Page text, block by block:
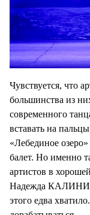
Чувствуется, что
большинства из
современного
вставать на
«Лебединое
балет. Но именно
артистов в
Надежда
этого едва